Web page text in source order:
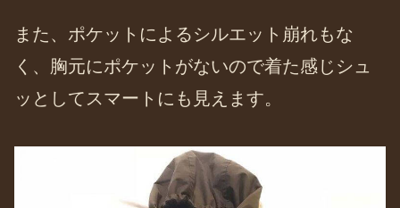
また、ポケットによるシルエット崩れもな
く、胸元にポケットがないので着た感じシュ
ッとしてスマートにも見えます。